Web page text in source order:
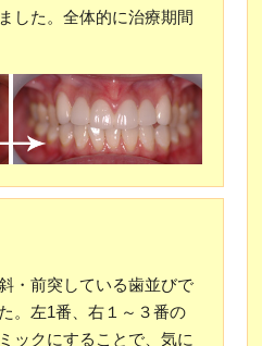
した。全体的に治療期間
・前突している歯並びで
。左1番、右１～３番の
ックにすることで、気に